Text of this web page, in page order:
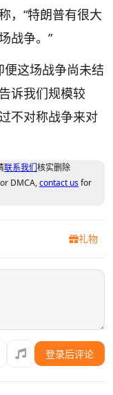
，“特朗普有很大
战争。”
便这场战争尚未结
诉我们规模较
不对称战争来对
联系我们核实删除
DMCA,contact usfor
礼物
登录后评论